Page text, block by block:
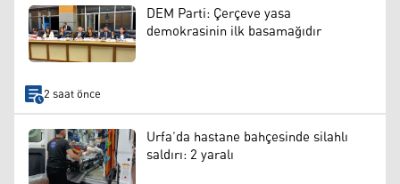
DEM Parti: Çerçeve yasa
demokrasinin ilk basamağıdır
2 saat önce
Urfa’da hastane bahçesinde silahlı
saldırı: 2 yaralı